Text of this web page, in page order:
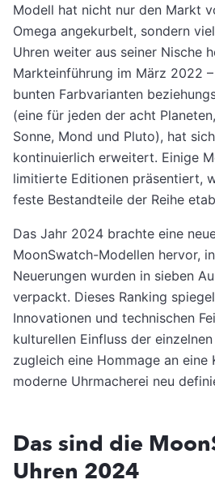
Modell hat nicht nur den Markt
Omega angekurbelt, sondern
Uhren weiter aus seiner Nische
Markteinführung im März 2022
bunten Farbvarianten
(eine für jeden der acht
Sonne, Mond und Pluto), hat
kontinuierlich erweitert. Einige
limitierte Editionen präsentiert,
feste Bestandteile der Reihe
Das Jahr 2024 brachte eine
MoonSwatch-Modellen hervor,
Neuerungen wurden in sieben
verpackt. Dieses Ranking
Innovationen und technischen
kulturellen Einfluss der
zugleich eine Hommage an eine
moderne Uhrmacherei neu
Das sind die
Uhren 2024